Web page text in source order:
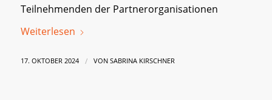
Teilnehmenden der Partnerorganisationen
Weiterlesen
17. OKTOBER 2024 / VON SABRINA KIRSCHNER